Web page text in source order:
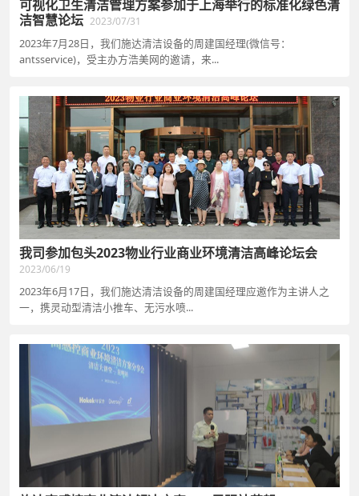
可视化卫生清洁管理方案参加于上海举行的标准化绿色清
洁智慧论坛 2023/07/31
2023年7月28日，我们施达清洁设备的周建国经理(微信号：
antsservice)，受主办方浩美网的邀请，来...
我司参加包头2023物业行业商业环境清洁高峰论坛会
2023/06/19
2023年6月17日，我们施达清洁设备的周建国经理应邀作为主讲人之
一，携灵动型清洁小推车、无污水喷...